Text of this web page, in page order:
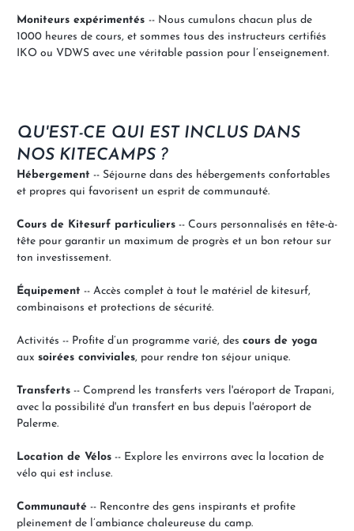
Moniteurs expérimentés -- Nous cumulons chacun plus de
1000 heures de cours, et sommes tous des instructeurs certifiés
IKO ou VDWS avec une véritable passion pour l’enseignement.
QU'EST-CE QUI EST INCLUS DANS
NOS KITECAMPS ?
Hébergement -- Séjourne dans des hébergements confortables
et propres qui favorisent un esprit de communauté.
Cours de Kitesurf particuliers -- Cours personnalisés en tête-à-
tête pour garantir un maximum de progrès et un bon retour sur
ton investissement.
Équipement -- Accès complet à tout le matériel de kitesurf,
combinaisons et protections de sécurité.
Activités -- Profite d’un programme varié, des cours de yoga
aux soirées conviviales, pour rendre ton séjour unique.
Transferts -- Comprend les transferts vers l'aéroport de Trapani,
avec la possibilité d'un transfert en bus depuis l'aéroport de
Palerme.
Location de Vélos -- Explore les envirrons avec la location de
vélo qui est incluse.
Communauté -- Rencontre des gens inspirants et profite
pleinement de l’ambiance chaleureuse du camp.